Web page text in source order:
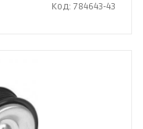
Код: 784643-43